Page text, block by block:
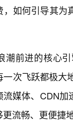
，如何引导其
潮前进的核心
次飞跃都极大
媒体、CDN
流畅、更便捷